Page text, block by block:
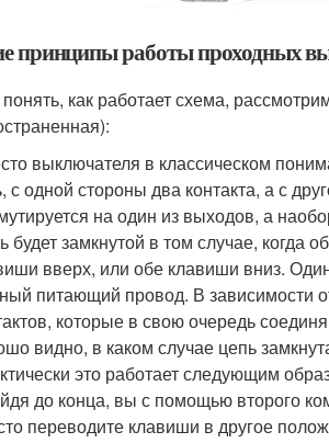
принципы работы проходных
как работает схема,
выключателя в классическом
с одной стороны два контакта, а с
на один из выходов, а
будет замкнутой в том случае, когда
вверх, или обе клавиши вниз.
питающий провод. В зависимости
которые в свою очередь
видно, в каком случае цепь
это работает следующим
до конца, вы с помощью второго
переводите клавиши в другое